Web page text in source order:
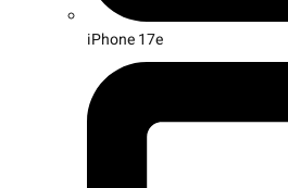
iPhone 17e